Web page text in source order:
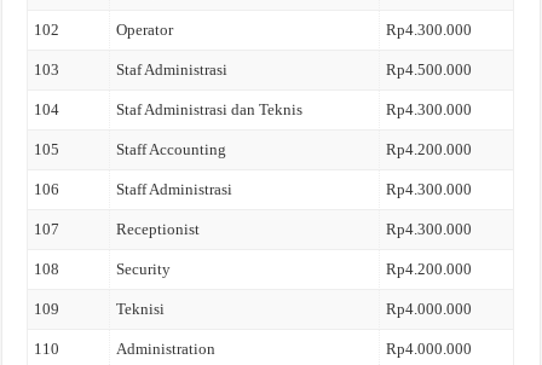
102 Operator Rp4.300.000
103 Staf Administrasi Rp4.500.000
104 Staf Administrasi dan Teknis Rp4.300.000
105 Staff Accounting Rp4.200.000
106 Staff Administrasi Rp4.300.000
107 Receptionist Rp4.300.000
108 Security Rp4.200.000
109 Teknisi Rp4.000.000
110 Administration Rp4.000.000